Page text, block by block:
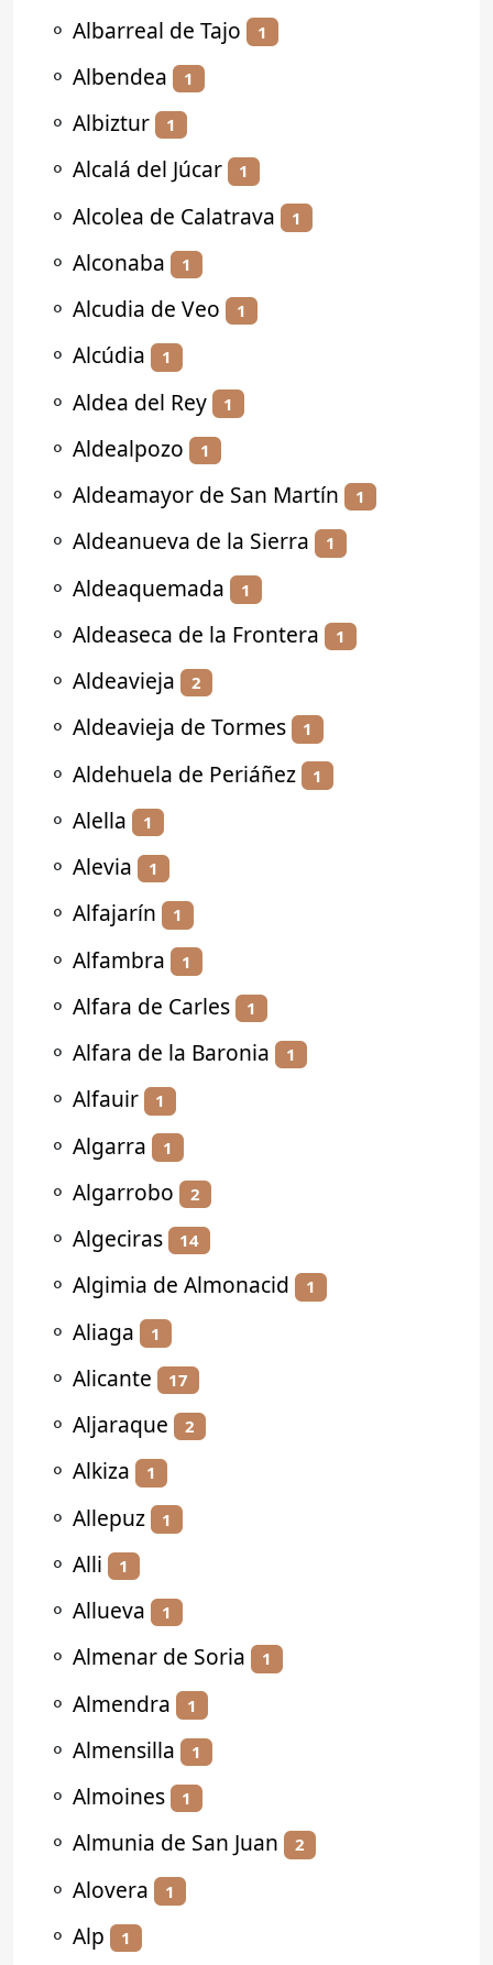
⚬ Albarreal de Tajo 1
⚬ Albendea 1
⚬ Albiztur 1
⚬ Alcalá del Júcar 1
⚬ Alcolea de Calatrava 1
⚬ Alconaba 1
⚬ Alcudia de Veo 1
⚬ Alcúdia 1
⚬ Aldea del Rey 1
⚬ Aldealpozo 1
⚬ Aldeamayor de San Martín 1
⚬ Aldeanueva de la Sierra 1
⚬ Aldeaquemada 1
⚬ Aldeaseca de la Frontera 1
⚬ Aldeavieja 2
⚬ Aldeavieja de Tormes 1
⚬ Aldehuela de Periáñez 1
⚬ Alella 1
⚬ Alevia 1
⚬ Alfajarín 1
⚬ Alfambra 1
⚬ Alfara de Carles 1
⚬ Alfara de la Baronia 1
⚬ Alfauir 1
⚬ Algarra 1
⚬ Algarrobo 2
⚬ Algeciras 14
⚬ Algimia de Almonacid 1
⚬ Aliaga 1
⚬ Alicante 17
⚬ Aljaraque 2
⚬ Alkiza 1
⚬ Allepuz 1
⚬ Alli 1
⚬ Allueva 1
⚬ Almenar de Soria 1
⚬ Almendra 1
⚬ Almensilla 1
⚬ Almoines 1
⚬ Almunia de San Juan 2
⚬ Alovera 1
⚬ Alp 1